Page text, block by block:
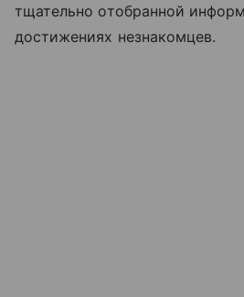
тщательно отобранной
достижениях незнакомцев.